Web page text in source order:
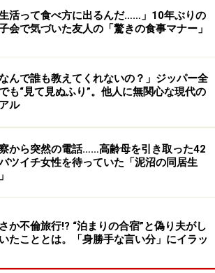
ようになること。そうすることで、人
が怖くなくなってくるはずです。
らの評価＝自分の存在価値」だと感じ
、人から嫌われることを極端に恐れ、
ように優しい人を演じてしまうので
ことをきちんと認めている人」は、人
ても自分に落ち度がなかった場合、
問題なのだ」と割り切ることができま
むやみに人に嫌われることを恐れない
つらう必要性も感じません。毅然とし
は、人からナメられにくいでしょう。
生活って食べ方に出るんだ……」10年ぶりの
会で気づいた友人の「驚きの食事マナー」
なんで誰も教えてくれないの？」ジッパー全
も“見て見ぬふり”。他人に無関心な現代の
ル
から突然の電話……高齢母を引き取った42
ツイチ女性を待っていた「泥沼の同居生
か不倫旅行!? “泊まりの合宿”と偽り夫がし
たこととは。「身勝手な言い分」にイラッ